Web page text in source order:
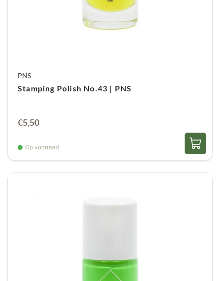
PNS
Stamping Polish No.43 | PNS
€5,50
Op voorraad